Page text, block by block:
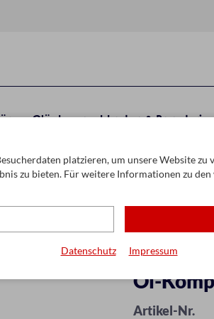
Glückwunschkarten & Papeterie
Öl-
Artikel-Nr.
platzieren, um unsere Website zu
zu bieten. Für weitere Informationen zu
Datenschutz Impressum